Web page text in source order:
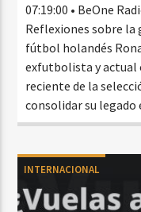
07:19:00 • BeOne
Reflexiones sobre la
fútbol holandés
exfutbolista y actual
reciente de la
consolidar su
INTERNACIONAL